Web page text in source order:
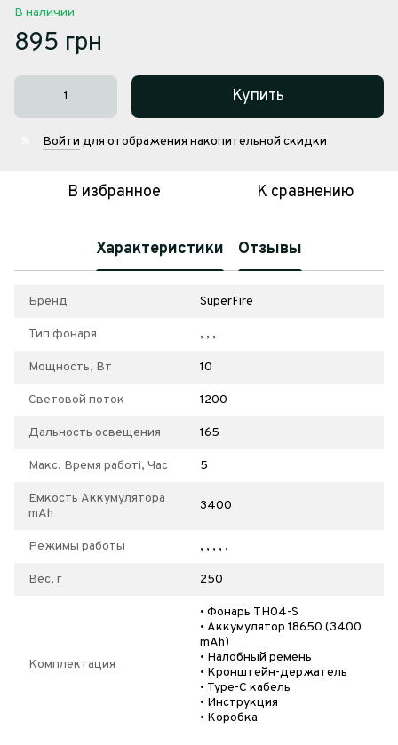
В наличии
895 грн
Купить
Войти для отображения накопительной скидки
В избранное К сравнению
Характеристики Отзывы
Бренд SuperFire
Тип фонаря , , ,
Мощность, Вт 10
Световой поток 1200
Дальность освещения 165
Макс. Время работі, Час 5
Емкость Аккумулятора
mAh
3400
Режимы работы , , , , ,
Вес, г 250
Комплектация
• Фонарь TH04-S
• Аккумулятор 18650 (3400
mAh)
• Налобный ремень
• Кронштейн-держатель
• Type-C кабель
• Инструкция
• Коробка